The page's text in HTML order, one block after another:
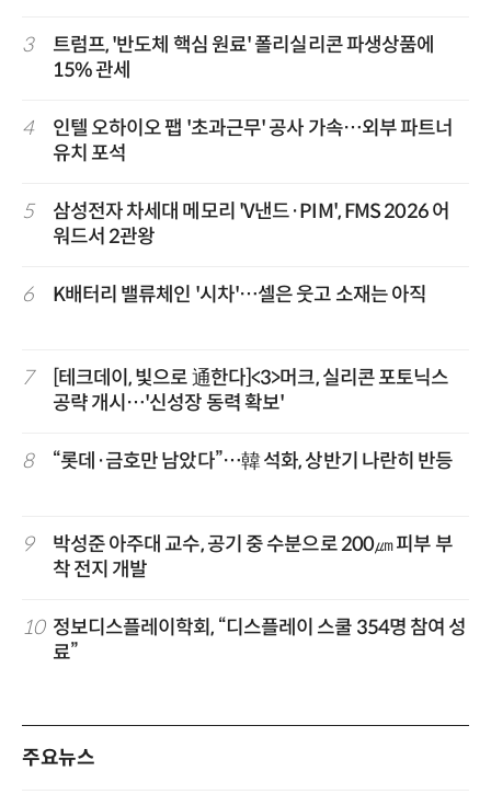
3
트럼프, '반도체 핵심 원료' 폴리실리콘 파생상품에
15% 관세
4
인텔 오하이오 팹 '초과근무' 공사 가속…외부 파트너
유치 포석
5
삼성전자 차세대 메모리 'V낸드·PIM', FMS 2026 어
워드서 2관왕
6 K배터리 밸류체인 '시차'…셀은 웃고 소재는 아직
7
[테크데이, 빛으로 通한다]<3>머크, 실리콘 포토닉스
공략 개시…'신성장 동력 확보'
8 “롯데·금호만 남았다”…韓 석화, 상반기 나란히 반등
9
박성준 아주대 교수, 공기 중 수분으로 200㎛ 피부 부
착 전지 개발
10 정보디스플레이학회, “디스플레이 스쿨 354명 참여 성
료”
주요뉴스